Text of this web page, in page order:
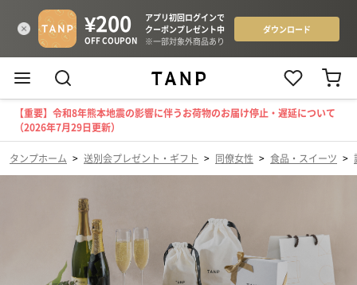
【重要】令和8年熊本地震の影響に伴うお荷物のお届け停止・遅延について
（2026年7月29日更新）
タンプホーム > 送別会プレゼント・ギフト > 同僚女性 > 食品・スイーツ >